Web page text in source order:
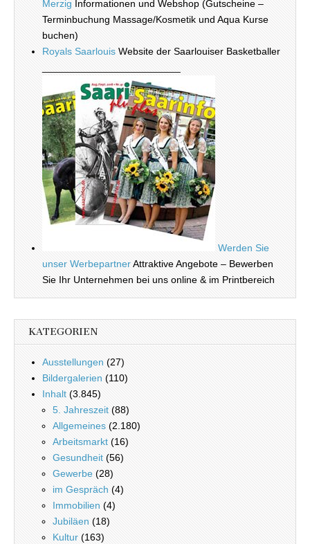
Merzig Informationen und Webshop (Gutscheine –
Terminbuchung Massage/Kosmetik und Aqua Kurse
buchen)
Royals Saarlouis Website der Saarlouiser Basketballer
Werden Sie
unser WerbepartnerAttraktive Angebote – Bewerben
Sie Ihr Unternehmen bei uns online & im Printbereich
KATEGORIEN
Ausstellungen (27)
Bildergalerien (110)
Inhalt (3.845)
5. Jahreszeit (88)
Allgemeines (2.180)
Arbeitsmarkt (16)
Gesundheit (56)
Gewerbe (28)
im Gespräch (4)
Immobilien (4)
Jubiläen (18)
Kultur (163)